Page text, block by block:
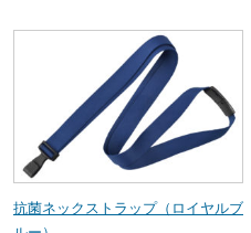
抗菌ネックストラップ（ロイヤルブ